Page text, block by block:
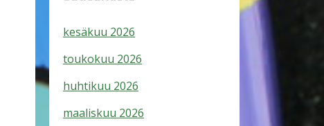
kesäkuu 2026
toukokuu 2026
huhtikuu 2026
maaliskuu 2026